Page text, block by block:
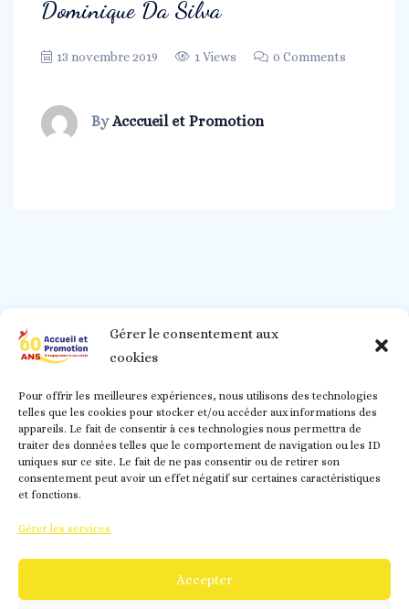
Gérer le consentement aux
cookies
Pour offrir les meilleures expériences, nous utilisons des technologies
telles que les cookies pour stocker et/ou accéder aux informations des
appareils. Le fait de consentir à ces technologies nous permettra de
traiter des données telles que le comportement de navigation ou les ID
uniques sur ce site. Le fait de ne pas consentir ou de retirer son
consentement peut avoir un effet négatif sur certaines caractéristiques
et fonctions.
Gérer les services
Accepter
Dominique Da Silva
13 novembre 2019 1 Views 0 Comments
ByAcccueil et Promotion
Site édité par L'Agrappe Mot - www.lagrappemot.fr -